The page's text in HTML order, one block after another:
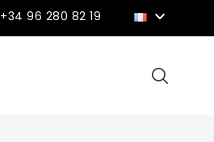
+34 96 280 82 19 